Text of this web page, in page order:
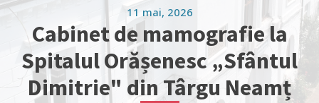
11 mai, 2026
Cabinet de mamografie la
Spitalul Orășenesc „Sfântul
Dimitrie" din Târgu Neamț